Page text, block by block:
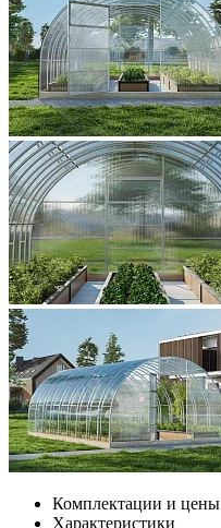
Комплектации и цены
Характеристики